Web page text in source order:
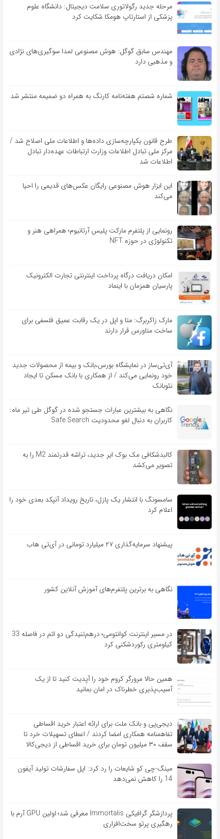
مرحله جدید رگولاتوری سلامت دیجیتال: دانشگاه علوم
پزشکی از استارتاپ هومکا شکایت کرد
مهندس سابق گوگل: هوش مصنوعی لمدا سوگیری‌های نژادی
و مذهبی دارد
شماره شصتم هفته‌نامه کارنگ به همراه دو ضمیمه منتشر شد
طرح قانون یکپارچه‌سازی داده‌ها و اطلاعات ملی اصلاح شد /
مرکز ملی تبادل اطلاعات وزارت ارتباطات عهده‌دار تبادل
اطلاعات شد
این ابزار هوش مصنوعی رایگان عکس‌های قدیمی را احیا
می‌کند
رونمایی از پلتفرم مارکت پلیس آرتانیوم؛ همراهی هنر و
تکنولوژی در حوزه NFT
امکان دریافت درگاه پرداخت اینترنتی تجارت الکترونیک
پارسیان همزمان با اینماد
مارک زاکربرگ: متا و اپل در یک رقابت عمیق فلسفی برای
ساخت متاورس قرار دارند
آی‌تی‌ساز در نمایشگاه بورس،بانک و بیمه از محصولات جدید
خود رونمایی می‌کند / از همکاری با بانک مسکن تا ایجاد
نئوبانک
نگاهی به بیشترین عبارات جستجو شده در گوگل طی تیر ماه:
کاربران به دنبال لغو محدودیت Safe Search
کالبدشکافی مک بوک ایر جدید، تراشه قدرتمند M2 را به
تصویر می‌کشد
سامسونگ با انتشار یک پازل، تاریخ رویداد آنپکد بعدی خود را
اعلام کرد
پیشنهاد سرمایه‌گذاری ۲۷ میلیارد تومانی در آی‌تی هاب
نگاهی به برترین پلتفرم‌های آموزش آنلاین کشور
در مسیر اینترنت کوانتومی؛ درهم‌تنیدگی دو اتم در فاصله 33
کیلومتری رکوردشکنی کرد
همین حالا مرورگر کروم خود را آپدیت کنید تا از یک
آسیب‌‌‌‌پذیری خطرناک در امان بمانید
دیجی‌پی و بانک ملت برای ارائه اعتبار خرید اقساطی
تفاهم‎نامه همکاری امضا کردند / اعطای تسهیلات خرد تا
سقف ۳۰ میلیون تومان برای خرید اقساطی از دیجی‌کالا
مینگ-چی کو شایعات را رد کرد: اپل سفارشات تولید آیفون
14 را کاهش نمی‌دهد
پردازشگر گرافیکی Immortalis معرفی شد؛ اولین GPU آرم با
رهگیری پرتو سخت‌افزاری